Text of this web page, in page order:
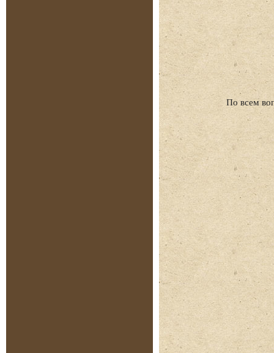
По всем